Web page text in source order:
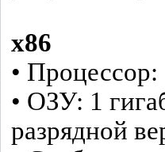
х86
•
• ОЗУ: 1
разрядной